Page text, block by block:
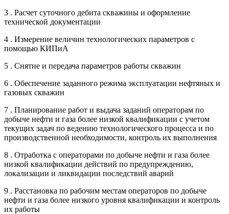
3 . Расчет суточного дебита скважины и оформление
технической документации
4 . Измерение величин технологических параметров с
помощью КИПиА
5 . Снятие и передача параметров работы скважин
6 . Обеспечение заданного режима эксплуатации нефтяных и
газовых скважин
7 . Планирование работ и выдача заданий операторам по
добыче нефти и газа более низкой квалификации с учетом
текущих задач по ведению технологического процесса и по
производственной необходимости, контроль их выполнения
8 . Отработка с операторами по добыче нефти и газа более
низкой квалификации действий по предупреждению,
локализации и ликвидации последствий аварий
9 . Расстановка по рабочим местам операторов по добыче
нефти и газа более низкого уровня квалификации и контроль
их работы